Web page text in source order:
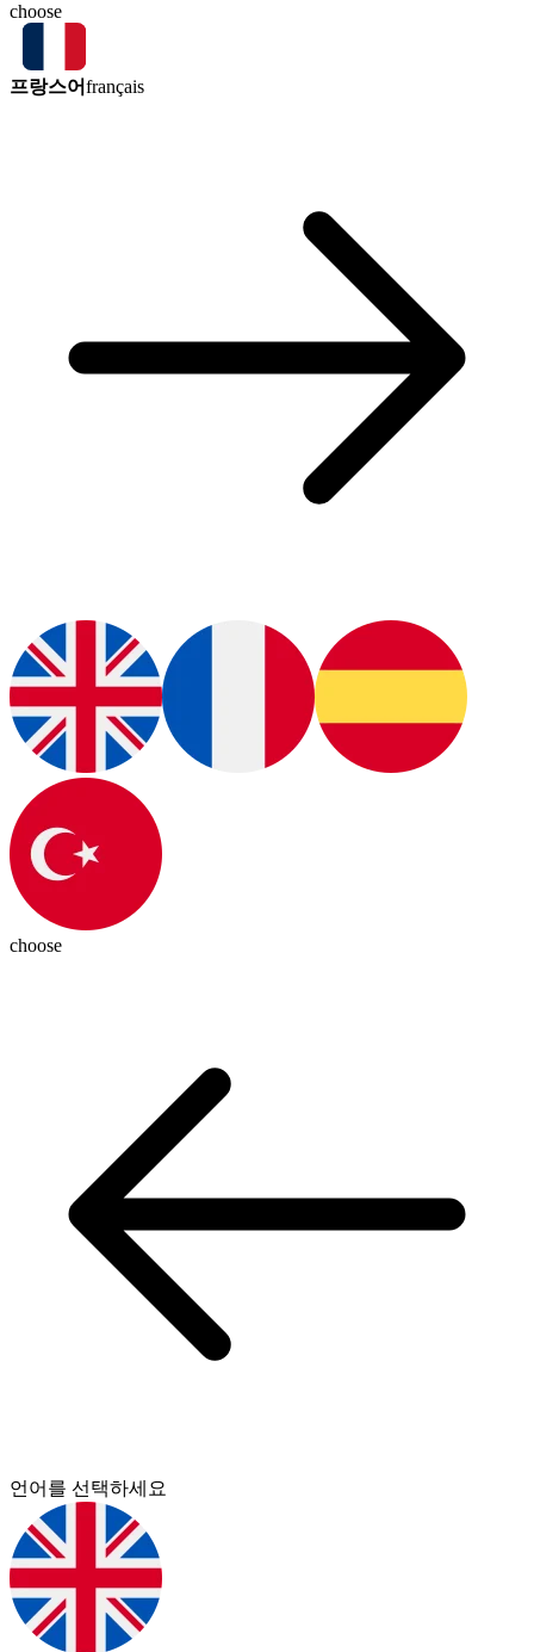
choose
프랑스어français
choose
언어를 선택하세요